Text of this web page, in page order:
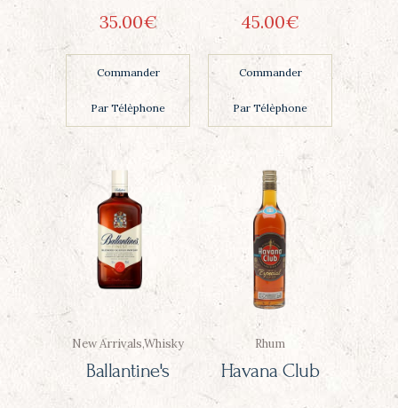
35 00€
Commander
Par Télèphone
45 00€
Commander
Par Télèphone
New Arrivals,Whisky
Ballantine's
Rhum
Havana Club